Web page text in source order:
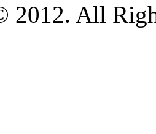
2012. All